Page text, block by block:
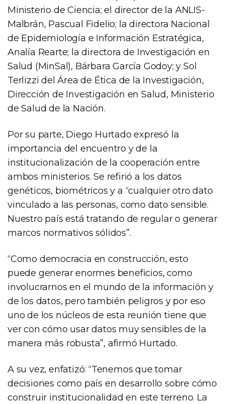
Ministerio de Ciencia; el director de la ANLIS-
Malbrán, Pascual Fidelio; la directora Nacional
de Epidemiología e Información Estratégica,
Analía Rearte; la directora de Investigación en
Salud (MinSal), Bárbara García Godoy; y Sol
Terlizzi del Área de Ética de la Investigación,
Dirección de Investigación en Salud, Ministerio
de Salud de la Nación.
Por su parte, Diego Hurtado expresó la
importancia del encuentro y de la
institucionalización de la cooperación entre
ambos ministerios. Se refirió a los datos
genéticos, biométricos y a “cualquier otro dato
vinculado a las personas, como dato sensible.
Nuestro país está tratando de regular o generar
marcos normativos sólidos”.
“Como democracia en construcción, esto
puede generar enormes beneficios, como
involucrarnos en el mundo de la información y
de los datos, pero también peligros y por eso
uno de los núcleos de esta reunión tiene que
ver con cómo usar datos muy sensibles de la
manera más robusta”, afirmó Hurtado.
A su vez, enfatizó: “Tenemos que tomar
decisiones como país en desarrollo sobre cómo
construir institucionalidad en este terreno. La